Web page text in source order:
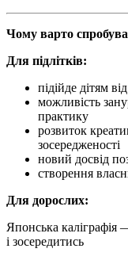
Чому варто
Для підлітків:
підійде дітям
можливість
практику
розвиток
зосередженості
новий досвід
створення
Для дорослих:
Японська каліграфія
і зосередитись